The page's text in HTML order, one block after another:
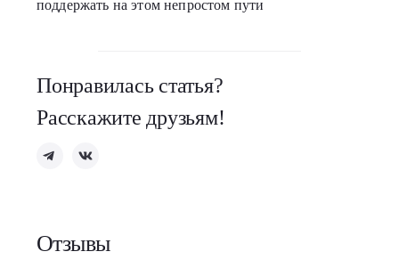
поддержать на этом непростом пути
Понравилась статья?
Расскажите друзьям!
Отзывы